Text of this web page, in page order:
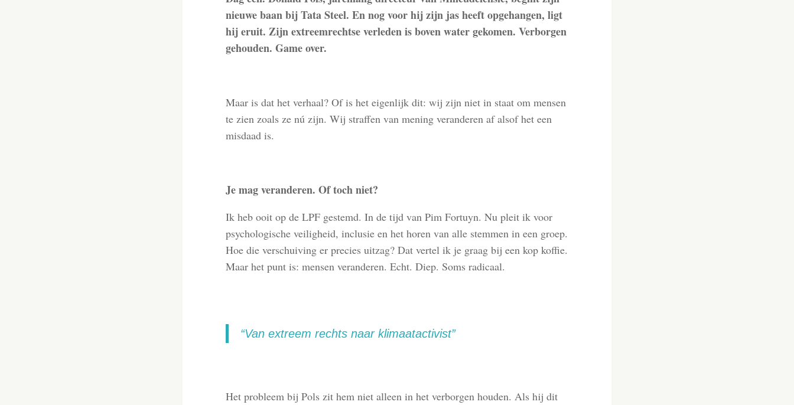
nieuwe baan bij Tata Steel. En nog voor hij zijn jas heeft opgehangen, ligt
hij eruit. Zijn extreemrechtse verleden is boven water gekomen. Verborgen
gehouden. Game over.
Maar is dat het verhaal? Of is het eigenlijk dit: wij zijn niet in staat om mensen
te zien zoals ze nú zijn. Wij straffen van mening veranderen af alsof het een
misdaad is.
Je mag veranderen. Of toch niet?
Ik heb ooit op de LPF gestemd. In de tijd van Pim Fortuyn. Nu pleit ik voor
psychologische veiligheid, inclusie en het horen van alle stemmen in een groep.
Hoe die verschuiving er precies uitzag? Dat vertel ik je graag bij een kop koffie.
Maar het punt is: mensen veranderen. Echt. Diep. Soms radicaal.
“Van extreem rechts naar klimaatactivist”
Het probleem bij Pols zit hem niet alleen in het verborgen houden. Als hij dit